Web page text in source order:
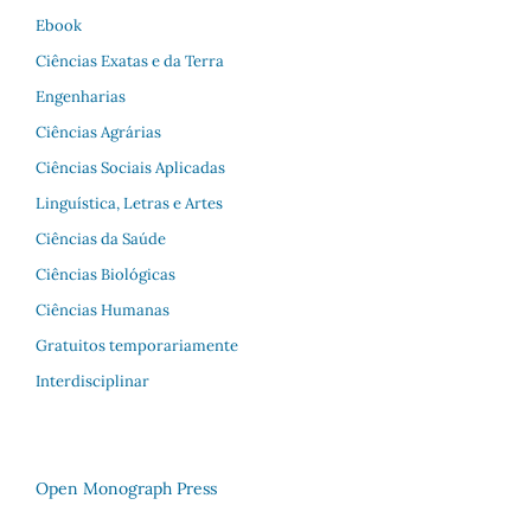
Ebook
Ciências Exatas e da Terra
Engenharias
Ciências Agrárias
Ciências Sociais Aplicadas
Linguística, Letras e Artes
Ciências da Saúde
Ciências Biológicas
Ciências Humanas
Gratuitos temporariamente
Interdisciplinar
Open Monograph Press